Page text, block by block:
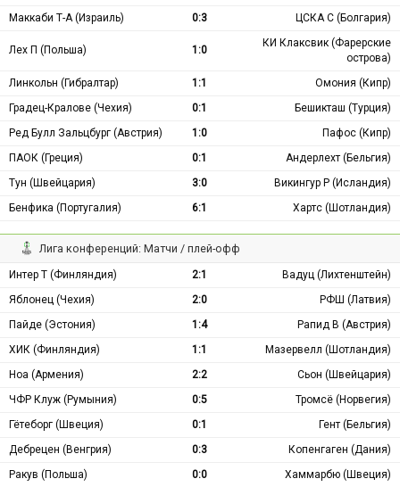
Маккаби Т-А (Израиль)
0:3 ЦСКА С (Болгария)
Лех П (Польша) 1:0
КИ Клаксвик (Фарерские
острова)
Линкольн (Гибралтар)
1:1
Омония (Кипр)
Градец-Кралове (Чехия)
0:1
Бешикташ (Турция)
Ред Булл Зальцбург (Австрия)
1:0
Пафос (Кипр)
ПАОК (Греция)
0:1
Андерлехт (Бельгия)
Тун (Швейцария)
3:0
Викингур Р (Исландия)
Бенфика (Португалия)
6:1 Хартс (Шотландия)
Лига конференций: Матчи / плей-офф
Интер Т (Финляндия) 2:1
Вадуц (Лихтенштейн)
Яблонец (Чехия)
2:0
РФШ (Латвия)
Пайде (Эстония)
1:4
Рапид В (Австрия)
ХИК (Финляндия)
1:1
Мазервелл (Шотландия)
Ноа (Армения)
2:2
Сьон (Швейцария)
ЧФР Клуж (Румыния)
0:5
Тромсё (Норвегия)
Гётеборг (Швеция)
0:1
Гент (Бельгия)
Дебрецен (Венгрия)
0:3
Копенгаген (Дания)
Ракув (Польша)
0:0
Хаммарбю (Швеция)